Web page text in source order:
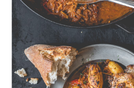
Geschmorte Hähnchenschenkel auf
Kartoffeln